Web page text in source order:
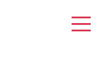
人社団 晃弥